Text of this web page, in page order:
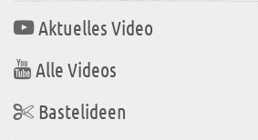
Aktuelles Video
Alle Videos
Bastelideen